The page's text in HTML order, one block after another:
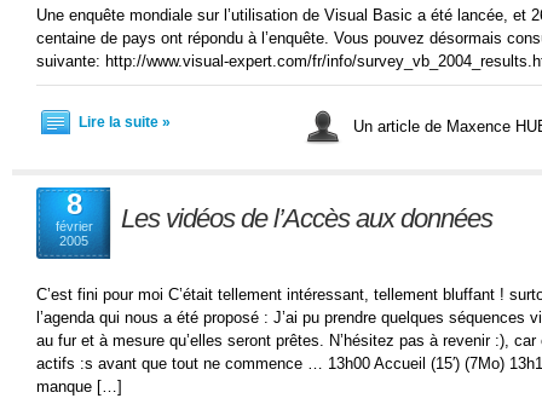
Une enquête mondiale sur l’utilisation de Visual Basic a été lancée, et
centaine de pays ont répondu à l’enquête. Vous pouvez désormais
suivante: http://www.visual-expert.com/fr/info/
Lire la suite » Un article de Maxence
8
février
2005
Les vidéos de l’Accès aux données
C’est fini pour moi C’était tellement intéressant, tellement bluffant !
l’agenda qui nous a été proposé : J’ai pu prendre quelques séquences
au fur et à mesure qu’elles seront prêtes. N’hésitez pas à revenir :),
actifs :s avant que tout ne commence … 13h00 Accueil (15′) (7Mo)
manque […]